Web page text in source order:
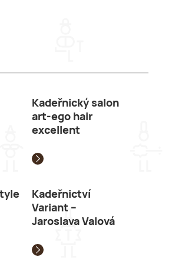
Kadeřnický salon
art-ego hair
excellent
Kadeřnictví
Variant –
Jaroslava Valová